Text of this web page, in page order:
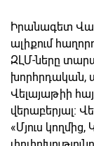
Իրանագետ
ալիքում
ԶԼՄ-ները
խորհրդական,
Վելայաթիի
վերաբերյալ։
«Մյուս